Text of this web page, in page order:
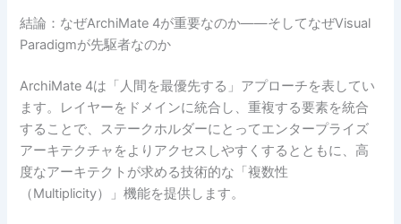
結論：なぜArchiMate 4が重要なのか――そしてなぜVisual
Paradigmが先駆者なのか
ArchiMate 4は「人間を最優先する」アプローチを表してい
ます。レイヤーをドメインに統合し、重複する要素を統合
することで、ステークホルダーにとってエンタープライズ
アーキテクチャをよりアクセスしやすくするとともに、高
度なアーキテクトが求める技術的な「複数性
（Multiplicity）」機能を提供します。